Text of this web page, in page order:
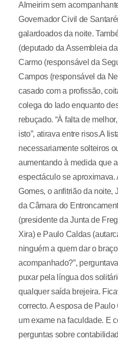
Almeirim sem
Governador Civil de
galardoados da noite.
(deputado da Assembleia
Carmo (responsável da
Campos (responsável da
casado com a profissão,
colega do lado enquanto
rebuçado. “À falta de
isto”, atirava entre risos.A
necessariamente solteiros
aumentando à medida que
espectáculo se
Gomes, o anfitrião da noite,
da Câmara do
(presidente da Junta de
Xira) e Paulo Caldas
ninguém a quem dar o
acompanhado?”,
puxar pela língua dos
qualquer saída brejeira.
correcto. A esposa de
um exame na faculdade. E
perguntas sobre